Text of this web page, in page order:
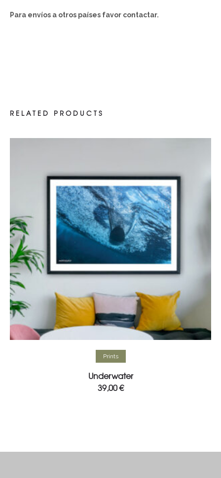
Para envíos a otros países favor contactar.
RELATED PRODUCTS
Select options
Prints
Underwater
39,00€